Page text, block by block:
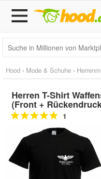
Hood › Mode & Schuhe ›
Herren T-Shirt
(Front +
1